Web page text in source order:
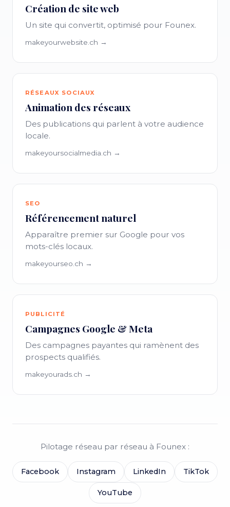
Création de site web
Un site qui convertit, optimisé pour Founex.
makeyourwebsite.ch →
RÉSEAUX SOCIAUX
Animation des réseaux
Des publications qui parlent à votre audience
locale.
makeyoursocialmedia.ch →
SEO
Référencement naturel
Apparaître premier sur Google pour vos
mots-clés locaux.
makeyourseo.ch →
PUBLICITÉ
Campagnes Google & Meta
Des campagnes payantes qui ramènent des
prospects qualifiés.
makeyourads.ch →
Pilotage réseau par réseau à Founex :
Facebook Instagram LinkedIn TikTok
YouTube